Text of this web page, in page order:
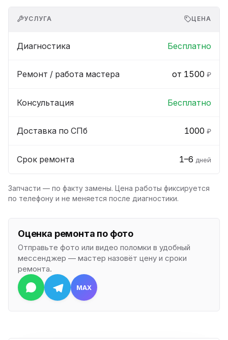
УСЛУГА ЦЕНА
Диагностика Бесплатно
Ремонт / работа мастера от 1500 ₽
Консультация Бесплатно
Доставка по СПб 1000 ₽
Срок ремонта 1–6 дней
Запчасти — по факту замены. Цена работы фиксируется
по телефону и не меняется после диагностики.
Оценка ремонта по фото
Отправьте фото или видео поломки в удобный
мессенджер — мастер назовёт цену и сроки
ремонта.
MAX